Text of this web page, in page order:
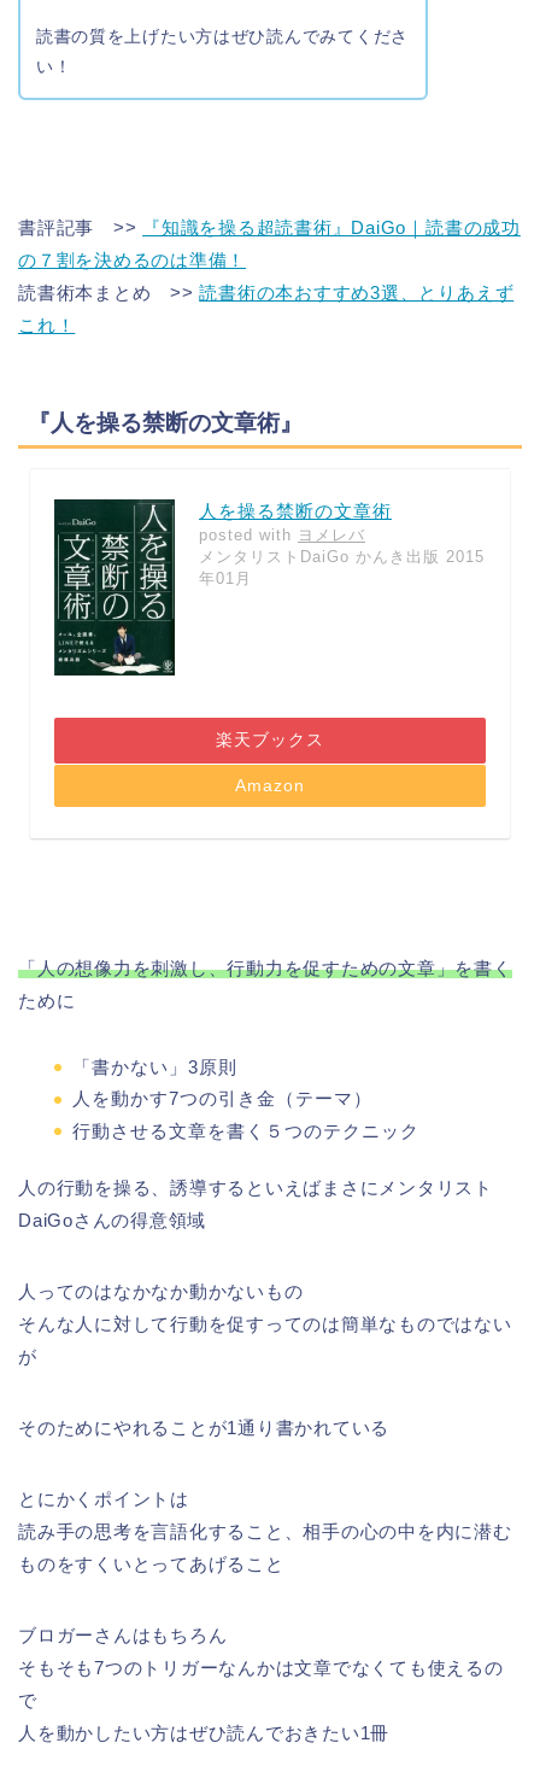
読書の質を上げたい方はぜひ読んでみてくださ
い！
書評記事 >>
『知識を操る超読書術』DaiGo｜読書の成功
の７割を決めるのは準備！
読書術本まとめ >>読書術の本おすすめ3選、とりあえず
これ！
『人を操る禁断の文章術』
人を操る禁断の文章術
posted with ヨメレバ
メンタリストDaiGo かんき出版 2015
年01月
楽天ブックス
Amazon
「人の想像力を刺激し、行動力を促すための文章」を書く
ために
「書かない」3原則
人を動かす7つの引き金（テーマ）
行動させる文章を書く５つのテクニック
人の行動を操る、誘導するといえばまさにメンタリスト
DaiGoさんの得意領域
人ってのはなかなか動かないもの
そんな人に対して行動を促すってのは簡単なものではない
が
そのためにやれることが1通り書かれている
とにかくポイントは
読み手の思考を言語化すること、相手の心の中を内に潜む
ものをすくいとってあげること
ブロガーさんはもちろん
そもそも7つのトリガーなんかは文章でなくても使えるの
で
人を動かしたい方はぜひ読んでおきたい1冊